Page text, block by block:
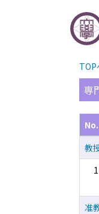
TOP
専
No.
教
1
准